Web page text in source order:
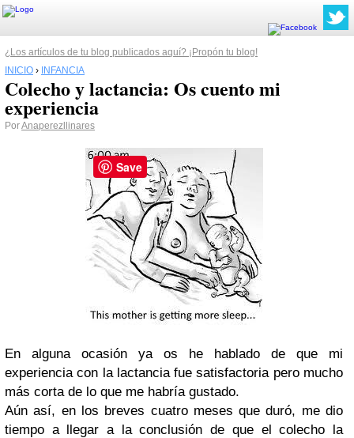
¿Los artículos de tu blog publicados aquí? ¡Propón tu blog!
INICIO › INFANCIA
Colecho y lactancia: Os cuento mi
experiencia
PorAnaperezllinares
En alguna ocasión ya os he hablado de que mi
experiencia con la lactancia fue satisfactoria pero mucho
más corta de lo que me habría gustado.
Aún así, en los breves cuatro meses que duró, me dio
tiempo a llegar a la conclusión de que el colecho la
Save